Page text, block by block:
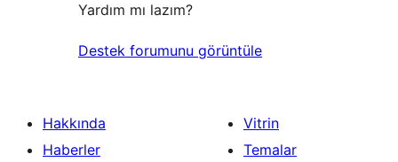
Yardım mı lazım?
Destek forumunu görüntüle
Hakkında
Haberler
Vitrin
Temalar